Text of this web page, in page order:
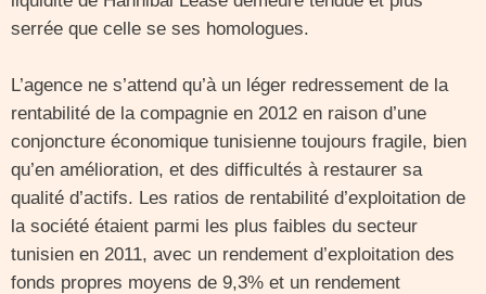
serrée que celle se ses homologues.
L’agence ne s’attend qu’à un léger redressement de la
rentabilité de la compagnie en 2012 en raison d’une
conjoncture économique tunisienne toujours fragile, bien
qu’en amélioration, et des difficultés à restaurer sa
qualité d’actifs. Les ratios de rentabilité d’exploitation de
la société étaient parmi les plus faibles du secteur
tunisien en 2011, avec un rendement d’exploitation des
fonds propres moyens de 9,3% et un rendement